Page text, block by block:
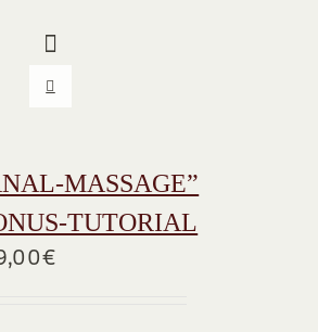
MASSAGE”
TUTORIAL
€